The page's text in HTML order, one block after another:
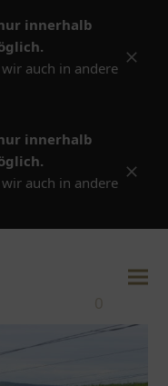
innerhalb
auch in andere
innerhalb
auch in andere